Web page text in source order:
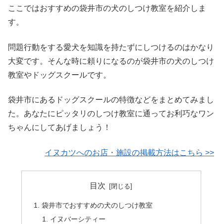
ここではおすすめの袋井市の犬のしつけ教室を紹介しま
す。
問題行動をする愛犬を知識を持たずにしつけるのはかなり
大変です。そんな時に頼りになるのが袋井市の犬のしつけ
教室やドッグスクールです。
袋井市にあるドッグスクールの特徴などをまとめてみまし
た。あなたにピッタリのしつけ教室に通ってお利巧なワン
ちゃんにしてあげましょう！
イヌカツへのお店・施設の掲載方法はこちら >>
目次
袋井市でおすすめの犬のしつけ教室
イヌバーシティー